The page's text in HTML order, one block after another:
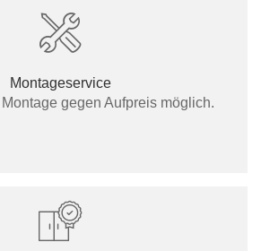
Montageservice
gegen Aufpreis möglich.